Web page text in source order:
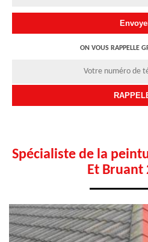
ON VOUS RAPPELLE
Spécialiste de la
Et Bruant